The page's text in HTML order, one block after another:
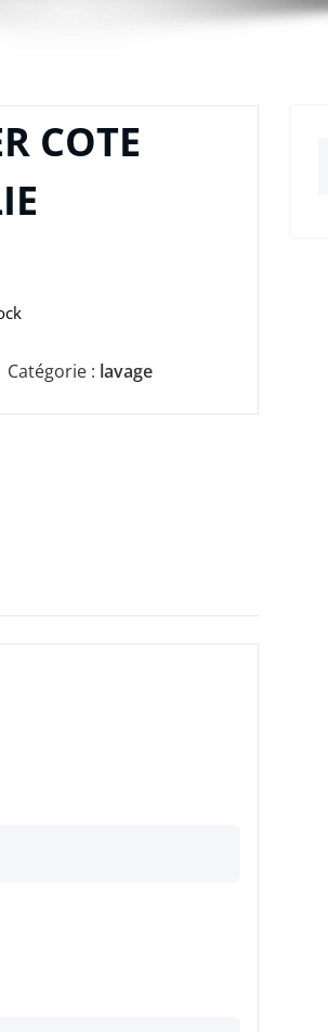
COTE
Catégorie : lavage